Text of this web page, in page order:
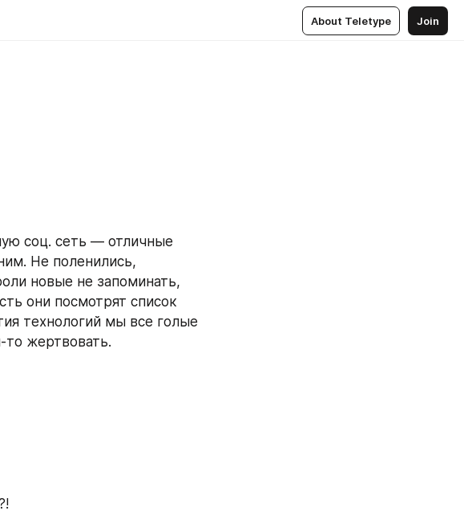
About Teletype Join
соц. сеть — отличные
Не поленились,
новые не запоминать,
они посмотрят список
технологий мы все голые
то жертвовать.